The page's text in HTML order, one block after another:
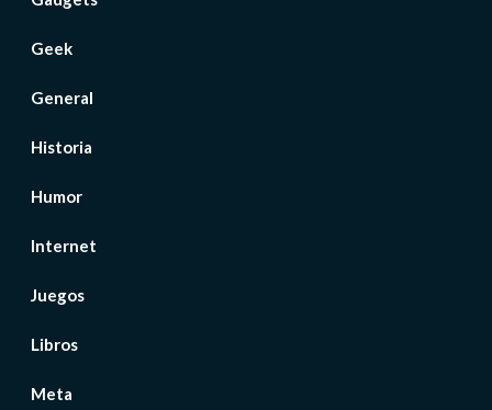
Geek
General
Historia
Humor
Internet
Juegos
Libros
Meta